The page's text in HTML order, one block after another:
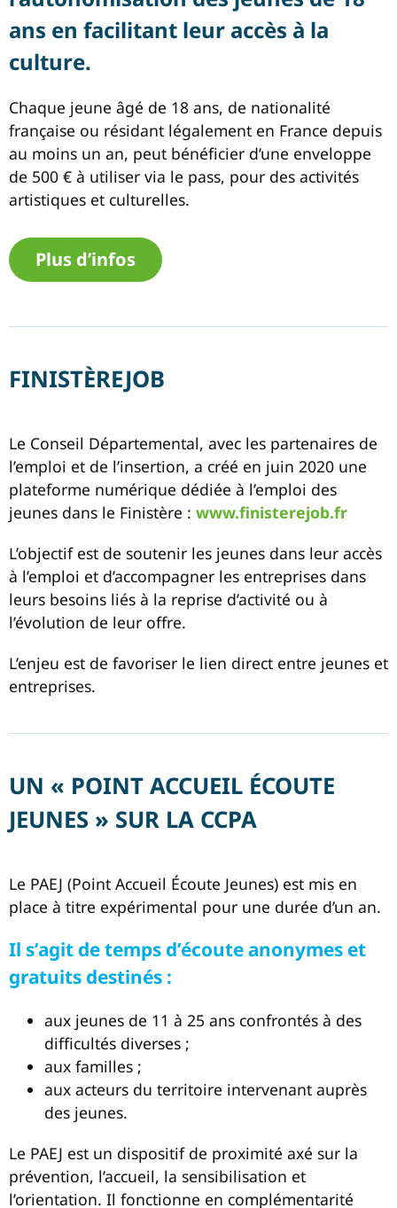
ans en facilitant leur accès à la
culture.
Chaque jeune âgé de 18 ans, de nationalité
française ou résidant légalement en France depuis
au moins un an, peut bénéficier d’une enveloppe
de 500 € à utiliser via le pass, pour des activités
artistiques et culturelles.
Plus d’infos
FINISTÈREJOB
Le Conseil Départemental, avec les partenaires de
l’emploi et de l’insertion, a créé en juin 2020 une
plateforme numérique dédiée à l’emploi des
jeunes dans le Finistère : www.finisterejob.fr
L’objectif est de soutenir les jeunes dans leur accès
à l’emploi et d’accompagner les entreprises dans
leurs besoins liés à la reprise d’activité ou à
l’évolution de leur offre.
L’enjeu est de favoriser le lien direct entre jeunes et
entreprises.
UN « POINT ACCUEIL ÉCOUTE
JEUNES » SUR LA CCPA
Le PAEJ (Point Accueil Écoute Jeunes) est mis en
place à titre expérimental pour une durée d’un an.
Il s’agit de temps d’écoute anonymes et
gratuits destinés :
aux jeunes de 11 à 25 ans confrontés à des
difficultés diverses ;
aux familles ;
aux acteurs du territoire intervenant auprès
des jeunes.
Le PAEJ est un dispositif de proximité axé sur la
prévention, l’accueil, la sensibilisation et
l’orientation. Il fonctionne en complémentarité